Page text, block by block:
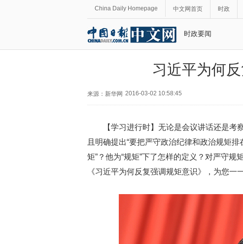
China Daily Homepage 中文网首页 时政
时政要闻
习近平为何
来源：新华网 2016-03-02 10:58:45
【学习进行时】无论是会议讲话还是考
且明确提出“要把严守政治纪律和政治规矩
矩”？他为“规矩”下了怎样的定义？对严守规
《习近平为何反复强调规矩意识》，为您一